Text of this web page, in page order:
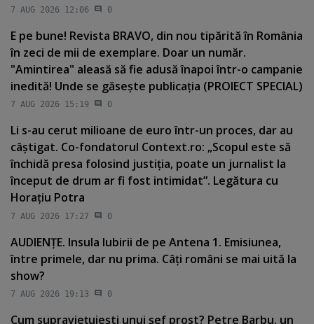
7 AUG 2026 12:06 0
E pe bune! Revista BRAVO, din nou tipărită în România
în zeci de mii de exemplare. Doar un număr.
"Amintirea" aleasă să fie adusă înapoi într-o campanie
inedită! Unde se găseşte publicaţia (PROIECT SPECIAL)
7 AUG 2026 15:19 0
Li s-au cerut milioane de euro într-un proces, dar au
câştigat. Co-fondatorul Context.ro: „Scopul este să
închidă presa folosind justiţia, poate un jurnalist la
început de drum ar fi fost intimidat”. Legătura cu
Horaţiu Potra
7 AUG 2026 17:27 0
AUDIENŢE. Insula Iubirii de pe Antena 1. Emisiunea,
între primele, dar nu prima. Câţi români se mai uită la
show?
7 AUG 2026 19:13 0
Cum supravieţuieşti unui şef prost? Petre Barbu, un